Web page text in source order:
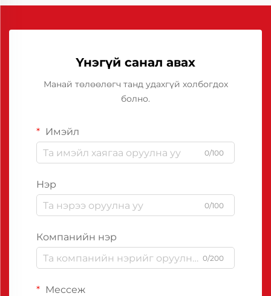
Үнэгүй санал авах
Манай төлөөлөгч танд удахгүй холбогдох
болно.
Имэйл
0/100
Нэр
0/100
Компанийн нэр
0/200
Мессеж